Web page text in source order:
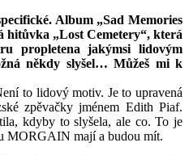
Album „Sad Memories
hitůvka „Lost Cemetery“, která
propletena jakýmsi lidovým
někdy slyšel… Můžeš mi k
to lidový motiv. Je to upravená
zpěvačky jménem Edith Piaf.
kdyby to slyšela, ale co. To je
MORGAIN mají a budou mít.